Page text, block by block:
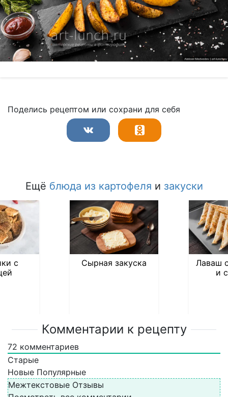
Поделись рецептом или сохрани для себя
Ещё блюда из картофеля и закуски
с
Сырная закуска
Лаваш
и
Комментарии к рецепту
72 комментариев
Старые
Новые Популярные
Межтекстовые Отзывы